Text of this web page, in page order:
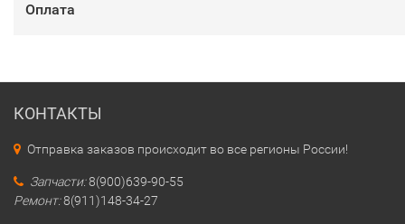
Оплата
КОНТАКТЫ
Отправка заказов происходит во все регионы России!
Запчасти:8(900)639-90-55
Ремонт:8(911)148-34-27